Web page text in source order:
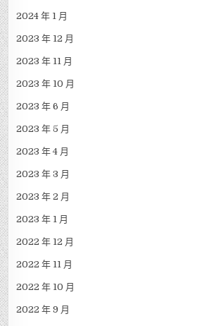
2024 年 1 月
2023 年 12 月
2023 年 11 月
2023 年 10 月
2023 年 6 月
2023 年 5 月
2023 年 4 月
2023 年 3 月
2023 年 2 月
2023 年 1 月
2022 年 12 月
2022 年 11 月
2022 年 10 月
2022 年 9 月